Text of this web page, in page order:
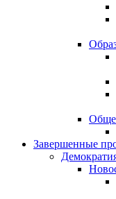
Завершенные